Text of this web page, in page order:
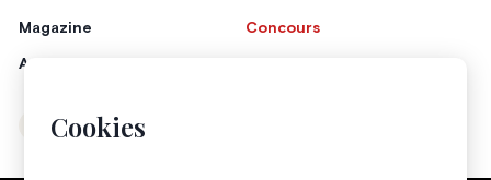
Cookies
Magazine
Annonceurs
Concours
Instagram